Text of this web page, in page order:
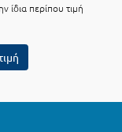
ίδια περίπου τιμή